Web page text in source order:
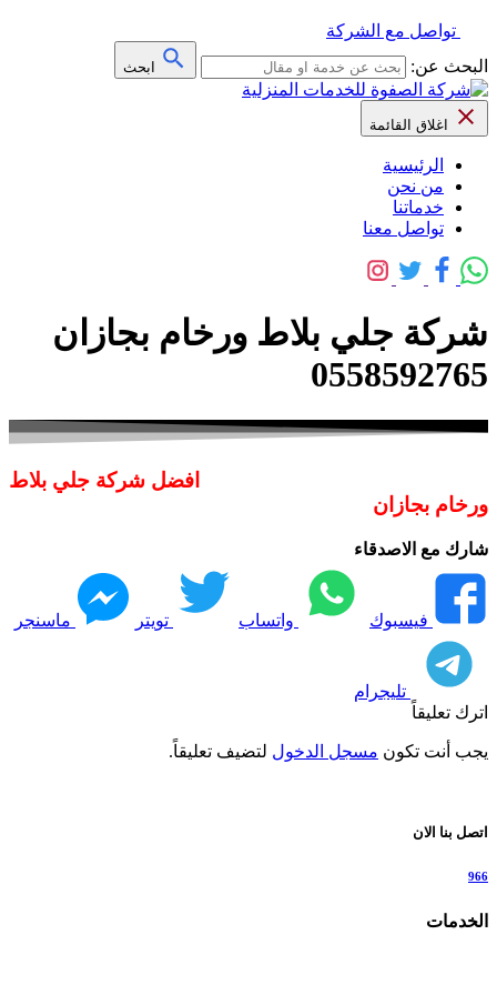
تواصل مع الشركة
البحث عن:
ابحث
اغلاق القائمة
الرئيسية
من نحن
خدماتنا
تواصل معنا
شركة جلي بلاط ورخام بجازان
0558592765
افضل شركة جلي بلاط
ورخام بجازان
شارك مع الاصدقاء
فيسبوك واتساب تويتر ماسنجر
تليجرام
اترك تعليقاً
يجب أنت تكون مسجل الدخول لتضيف تعليقاً.
اتصل بنا الان
966
الخدمات